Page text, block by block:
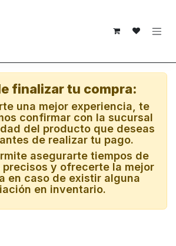
finalizar tu compra:
una mejor experiencia, te
confirmar con la sucursal
del producto que deseas
de realizar tu pago.
asegurarte tiempos de
precisos y ofrecerte la mejor
en caso de existir alguna
en inventario.